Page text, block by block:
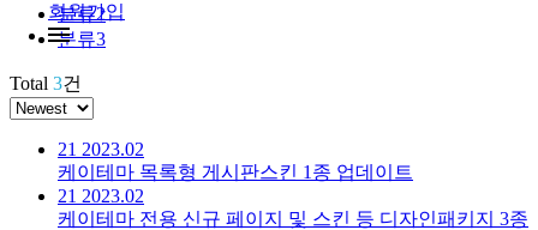
회원가입
분류2
분류3
Total 3건
21 2023.02
케이테마 목록형 게시판스킨 1종 업데이트
21 2023.02
케이테마 전용 신규 페이지 및 스킨 등 디자인패키지 3종